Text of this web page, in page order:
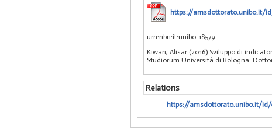
https://amsdottorato.unibo.it/
urn:nbn:it:unibo-18579
Kiwan, Alisar (2016) Sviluppo di
Studiorum Università di Bologna.
Relations
https://amsdottorato.unibo.it/id/